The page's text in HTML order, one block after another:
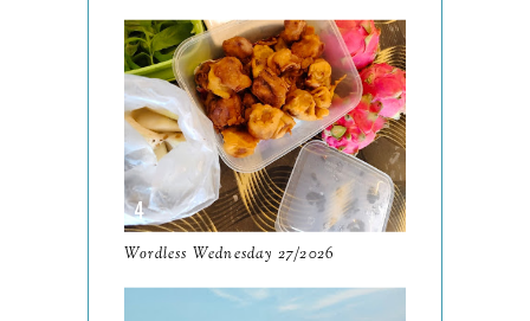
August9
July 12
June
May11
April 13
March11
Wordless Wednesday 27/2026